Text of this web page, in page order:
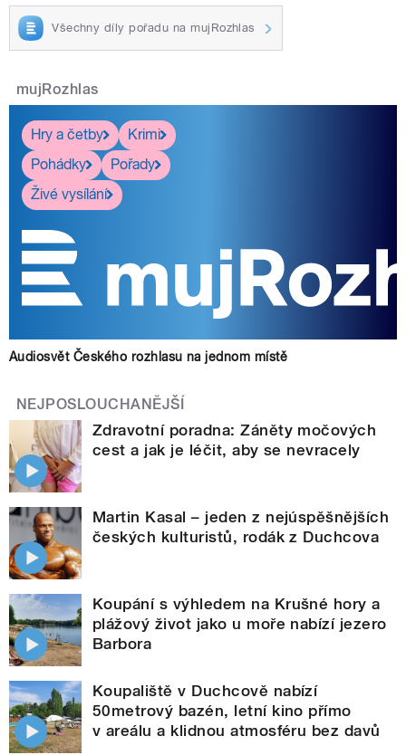
Všechny díly pořadu na mujRozhlas
mujRozhlas
Hry a četby
Krimi
Pohádky
Pořady
Živé vysílání
Audiosvět Českého rozhlasu na jednom místě
NEJPOSLOUCHANĚJŠÍ
Zdravotní poradna: Záněty močových
cest a jak je léčit, aby se nevracely
Martin Kasal – jeden z nejúspěšnějších
českých kulturistů, rodák z Duchcova
Koupání s výhledem na Krušné hory a
plážový život jako u moře nabízí jezero
Barbora
Koupaliště v Duchcově nabízí
50metrový bazén, letní kino přímo
v areálu a klidnou atmosféru bez davů